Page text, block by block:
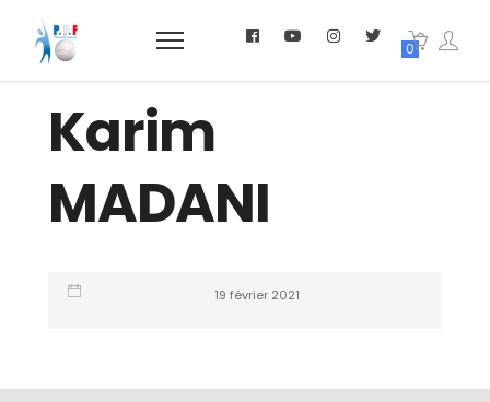
0
Karim
MADANI
19 février 2021